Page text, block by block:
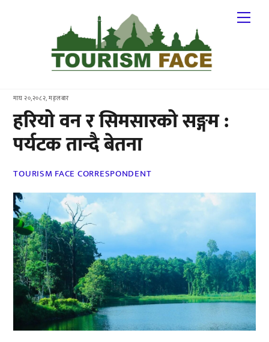
माघ २०,२०८२, मङ्लबार
हरियो वन र सिमसारको सङ्गम :
पर्यटक तान्दै बेतना
TOURISM FACE CORRESPONDENT